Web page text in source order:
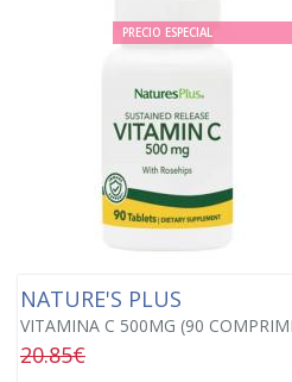
PRECIO ESPECIAL
NATURE'S PLUS
VITAMINA C 500MG (90
20.85€